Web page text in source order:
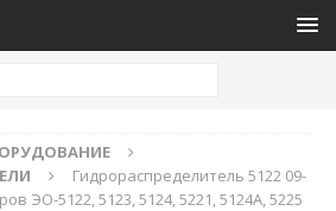
Гидрораспределитель 5122 09-
ЭО-5122, 5123, 5124, 5221, 5124А, 5225